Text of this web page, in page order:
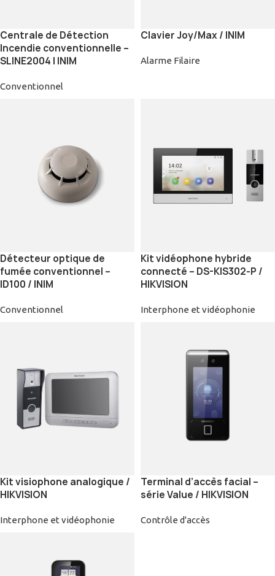
Centrale de Détection
Incendie conventionnelle –
SLINE2004 | INIM
Conventionnel
Clavier Joy/Max / INIM
Alarme Filaire
Détecteur optique de
fumée conventionnel –
ID100 / INIM
Conventionnel
Kit vidéophone hybride
connecté – DS-KIS302-P /
HIKVISION
Interphone et vidéophonie
Kit visiophone analogique /
HIKVISION
Interphone et vidéophonie
Terminal d’accès facial –
série Value / HIKVISION
Contrôle d'accès